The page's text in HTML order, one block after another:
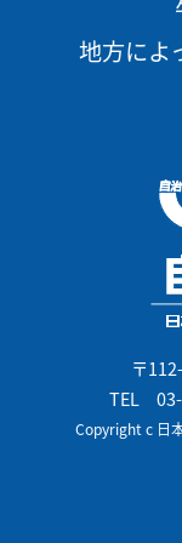
地方によ
〒
TEL
Copyright c 日